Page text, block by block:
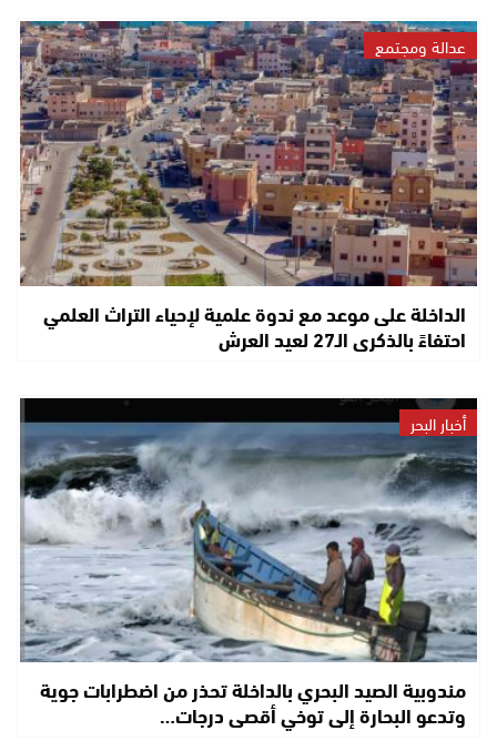
عدالة ومجتمع
الداخلة على موعد مع ندوة علمية لإحياء التراث العلمي
احتفاءً بالذكرى الـ27 لعيد العرش
أخبار البحر
مندوبية الصيد البحري بالداخلة تحذر من اضطرابات جوية
وتدعو البحارة إلى توخي أقصى درجات…